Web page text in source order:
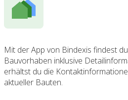
Mit der App von Bindexis findest
Bauvorhaben inklusive
erhältst du die
aktueller Bauten.